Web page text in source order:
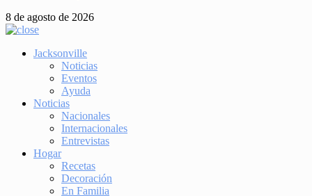
8 de agosto de 2026
Jacksonville
Noticias
Eventos
Ayuda
Noticias
Nacionales
Internacionales
Entrevistas
Hogar
Recetas
Decoración
En Familia